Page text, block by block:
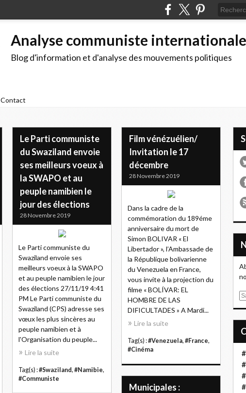
Analyse communiste internationale
Blog d'information et d'analyse des mouvements politiques
Contact
Le Parti communiste
du Swaziland envoie
ses meilleurs voeux à
la SWAPO et au
peuple namibien le
jour des élections
28 Novembre 2019
Le Parti communiste du
Swaziland envoie ses
meilleurs voeux à la SWAPO
et au peuple namibien le jour
des élections 27/11/19 4:41
PM Le Parti communiste du
Swaziland (CPS) adresse ses
vœux les plus sincères au
peuple namibien et à
l'Organisation du peuple...
Lire la suite
Tag(s) :#Swaziland, #Namibie,
#Communiste
Film vénézuélien/
Invitation le 17
décembre
28 Novembre 2019
Dans la cadre de la
commémoration du 189éme
anniversaire du mort de
Simon BOLIVAR « El
Libertador », l’Ambassade de
la République bolivarienne
du Venezuela en France,
vous invite à la projection du
filme « BOLÍVAR: EL
HOMBRE DE LAS
DIFICULTADES » A Mardi...
Lire la suite
Tag(s) :#Venezuela, #France,
#Cinéma
Municipales :
E